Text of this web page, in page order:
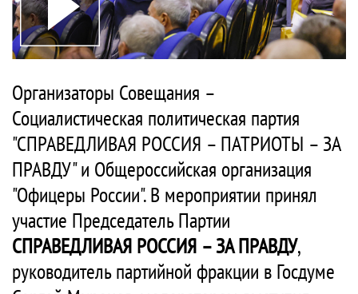
Организаторы Совещания –
Социалистическая политическая партия
"СПРАВЕДЛИВАЯ РОССИЯ – ПАТРИОТЫ – ЗА
ПРАВДУ" и Общероссийская организация
"Офицеры России". В мероприятии принял
участие Председатель Партии
СПРАВЕДЛИВАЯ РОССИЯ – ЗА ПРАВДУ,
руководитель партийной фракции в Госдуме